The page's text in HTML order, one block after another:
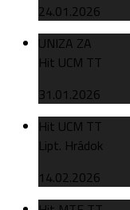
24.01.2026
UNIZA ZA
Hit UCM TT
31.01.2026
Hit UCM TT
Lipt. Hrádok
14.02.2026